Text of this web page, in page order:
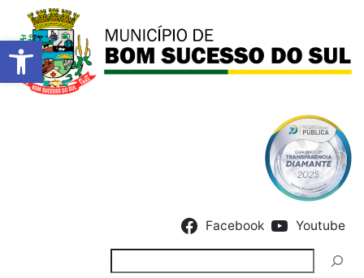
Barra de Ferramentas
Facebook Youtube